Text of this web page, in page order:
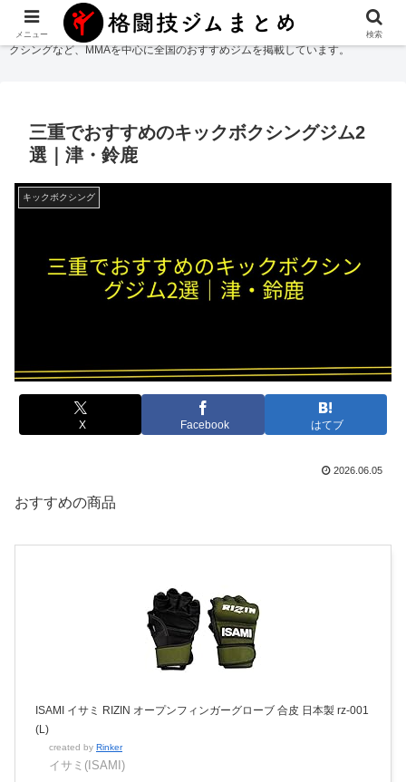
格闘技ジムまとめ
では総合格闘技・柔術・レスリング・キックボクシング・ボ
クシングなど、MMAを中心に全国のおすすめジムを掲載しています。
三重でおすすめのキックボクシングジム2
選｜津・鈴鹿
キックボクシング
X Facebook はてブ
2026.06.05
おすすめの商品
ISAMI イサミ RIZIN オープンフィンガーグローブ 合皮 日本製 rz-001
(L)
created by Rinker
イサミ(ISAMI)
メニュー 検索